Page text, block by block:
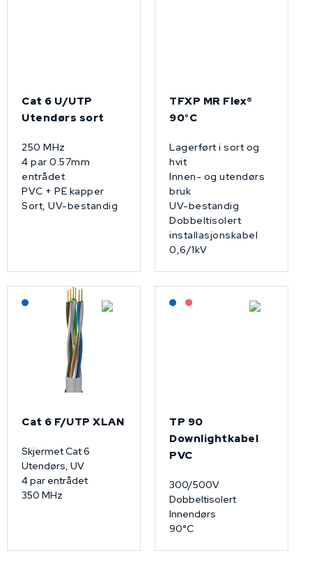
Cat 6 U/UTP
Utendørs sort
250 MHz
4 par 0.57mm
entrådet
PVC + PE kapper
Sort, UV-bestandig
TFXP MR Flex®
90°C
Lagerført i sort og
hvit
Innen- og utendørs
bruk
UV-bestandig
Dobbeltisolert
installasjonskabel
0,6/1kV
Lagerført: NEK Kabel
Cat 6 F/UTP XLAN
Skjermet Cat 6
Utendørs, UV
4 par entrådet
350 MHz
Lagerført: NEK Kabel
På forespørsel
TP 90
Downlightkabel
PVC
300/500V
Dobbeltisolert
Innendørs
90°C